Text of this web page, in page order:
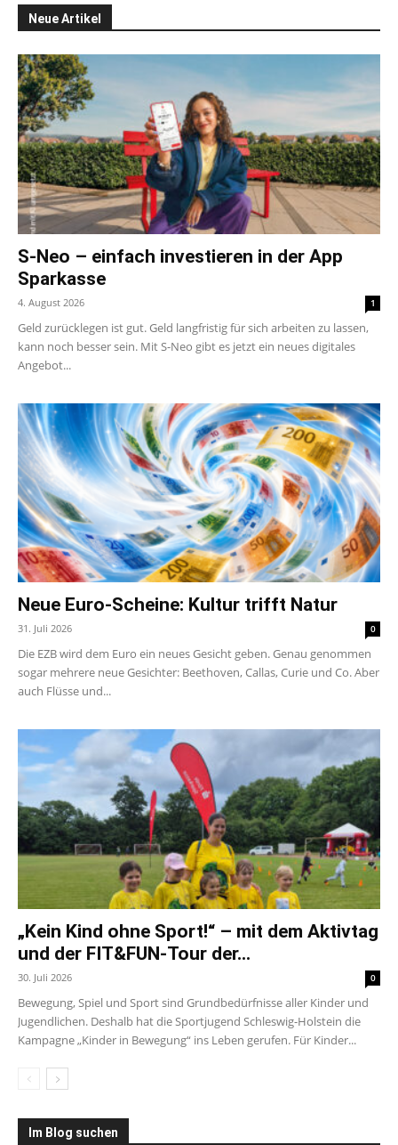
Neue Artikel
S-Neo – einfach investieren in der App
Sparkasse
4. August 2026 1
Geld zurücklegen ist gut. Geld langfristig für sich arbeiten zu lassen,
kann noch besser sein. Mit S-Neo gibt es jetzt ein neues digitales
Angebot...
Neue Euro-Scheine: Kultur trifft Natur
31. Juli 2026 0
Die EZB wird dem Euro ein neues Gesicht geben. Genau genommen
sogar mehrere neue Gesichter: Beethoven, Callas, Curie und Co. Aber
auch Flüsse und...
„Kein Kind ohne Sport!“ – mit dem Aktivtag
und der FIT&FUN-Tour der...
30. Juli 2026 0
Bewegung, Spiel und Sport sind Grundbedürfnisse aller Kinder und
Jugendlichen. Deshalb hat die Sportjugend Schleswig-Holstein die
Kampagne „Kinder in Bewegung“ ins Leben gerufen. Für Kinder...
Im Blog suchen